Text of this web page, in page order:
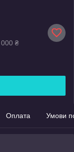
₴
Оплата Умови